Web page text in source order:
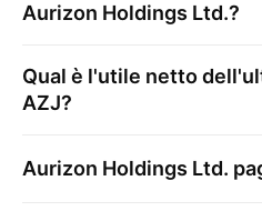
Aurizon Holdings Ltd.?
Qual è l'utile netto
AZJ?
Aurizon Holdings Ltd.